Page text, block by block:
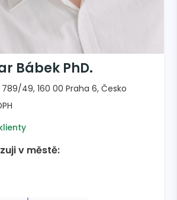
Bábek PhD.
49, 160 00 Praha 6, Česko
v městě: